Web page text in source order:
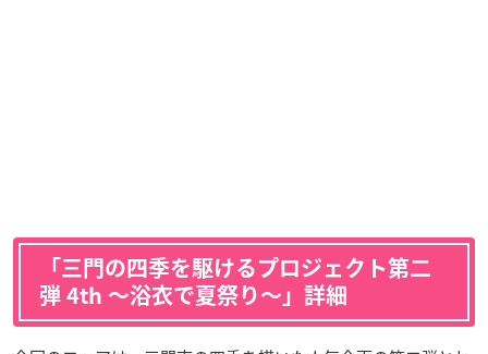
「三門の四季を駆けるプロジェクト第二
弾 4th 〜浴衣で夏祭り〜」詳細